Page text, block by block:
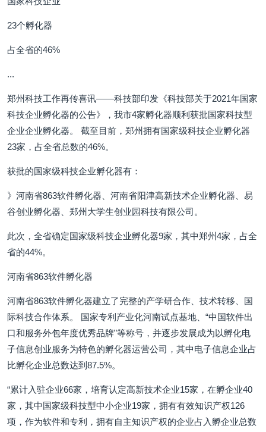
23个孵化器
占全省的46%
...
郑州科技工作再传喜讯——科技部印发《科技部关于2021年国家
科技企业孵化器的公告》，我市4家孵化器顺利获批国家科技型
企业企业孵化器。 截至目前，郑州拥有国家级科技企业孵化器
23家，占全省总数的46%。
获批的国家级科技企业孵化器有：
》河南省863软件孵化器、河南省阳津高新技术企业孵化器、易
谷创业孵化器、郑州大学生创业园科技有限公司。
此次，全省确定国家级科技企业孵化器9家，其中郑州4家，占全
省的44%。
河南省863软件孵化器
河南省863软件孵化器建立了完整的产学研合作、技术转移、国
际科技合作体系。 国家专利产业化河南试点基地、“中国软件出
口和服务外包年度优秀品牌”等称号，并逐步发展成为以孵化电
子信息创业服务为特色的孵化器运营公司，其中电子信息企业占
比孵化企业总数达到87.5%。
“累计入驻企业66家，培育认定高新技术企业15家，在孵企业40
家，其中国家级科技型中小企业19家，拥有有效知识产权126
项，作为软件和专利，拥有自主知识产权的企业占入孵企业总数